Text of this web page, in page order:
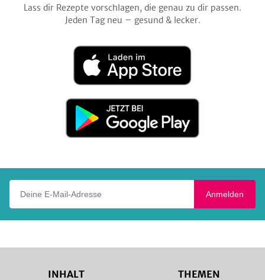
Lass dir Rezepte vorschlagen, die genau zu dir passen.
Jeden Tag neu – gesund & lecker.
Laden
im
App
Jetzt
Google
Anmelden
INHALT THEMEN